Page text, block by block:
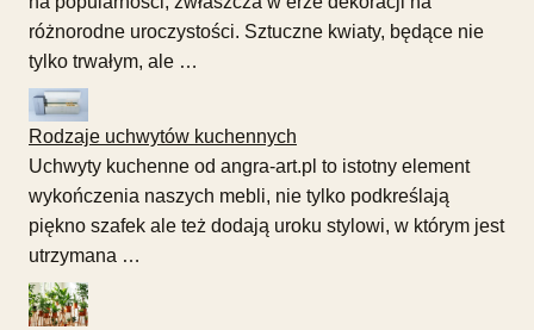
różnorodne uroczystości. Sztuczne kwiaty, będące nie
tylko trwałym, ale …
Rodzaje uchwytów kuchennych
Uchwyty kuchenne od angra-art.pl to istotny element
wykończenia naszych mebli, nie tylko podkreślają
piękno szafek ale też dodają uroku stylowi, w którym jest
utrzymana …